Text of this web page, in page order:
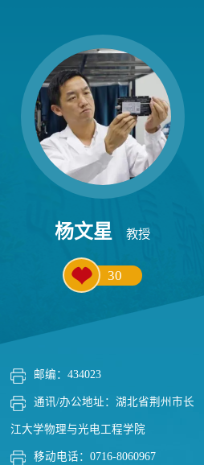
杨文星 教授
30
邮编： 434023
通讯/办公地址： 湖北省荆州市长
江大学物理与光电工程学院
移动电话： 0716-8060967